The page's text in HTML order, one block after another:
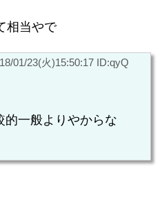
相当やで
01/23(火)15:50:17 ID:qyQ
的一般よりやからな